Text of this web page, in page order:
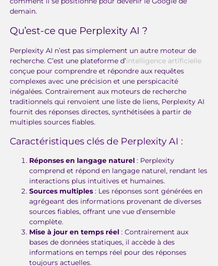
demain.
Qu’est-ce que Perplexity AI ?
Perplexity AI n’est pas simplement un autre moteur de
recherche. C’est une plateforme d’intelligence artificielle
conçue pour comprendre et répondre aux requêtes
complexes avec une précision et une perspicacité
inégalées. Contrairement aux moteurs de recherche
traditionnels qui renvoient une liste de liens, Perplexity AI
fournit des réponses directes, synthétisées à partir de
multiples sources fiables.
Caractéristiques clés de Perplexity AI :
Réponses en langage naturel : Perplexity
comprend et répond en langage naturel, rendant les
interactions plus intuitives et humaines.
Sources multiples : Les réponses sont générées en
agrégeant des informations provenant de diverses
sources fiables, offrant une vue d’ensemble
complète.
Mise à jour en temps réel : Contrairement aux
bases de données statiques, il accède à des
informations en temps réel pour des réponses
toujours actuelles.